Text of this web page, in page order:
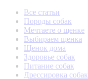
Все статьи
Породы собак
Мечтаете о щенке
Выбираем щенка
Щенок дома
Здоровье собак
Питание собак
Дрессировка собак